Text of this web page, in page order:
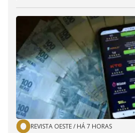
REVISTA OESTE/ HÁ 7 HORAS